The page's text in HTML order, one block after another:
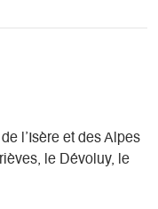
l’Isère et des Alpes
le Dévoluy, le